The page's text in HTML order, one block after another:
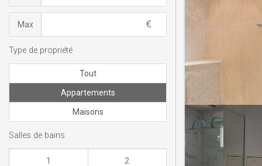
Max
Type de propriété
Tout
Appartements
Maisons
Salles de bains
1 2